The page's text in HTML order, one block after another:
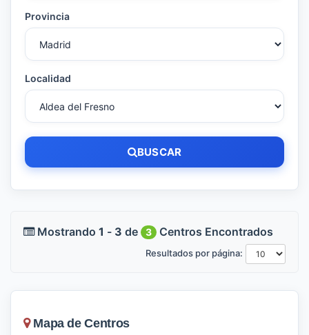
Provincia
Localidad
BUSCAR
Mostrando 1 - 3 de 3 Centros Encontrados
Resultados por página:
Mapa de Centros